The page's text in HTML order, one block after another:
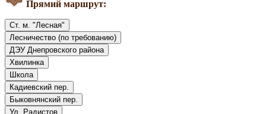
Прямий маршрут:
Ст. м. "Лесная"
Лесничество (по требованию)
ДЭУ Днепровского района
Хвилинка
Школа
Кадиевский пер.
Быковнянский пер.
Ул. Радистов